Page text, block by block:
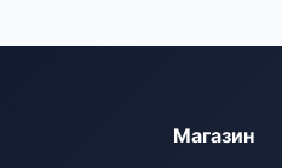
Магазин